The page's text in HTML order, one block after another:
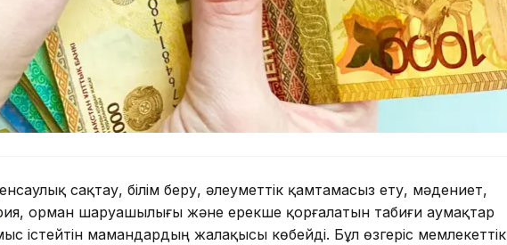
сақтау, білім беру, әлеуметтік қамтамасыз ету, мәдениет,
орман шаруашылығы және ерекше қорғалатын табиғи аумақтар
істейтін мамандардың жалақысы көбейді. Бұл өзгеріс мемлекеттік